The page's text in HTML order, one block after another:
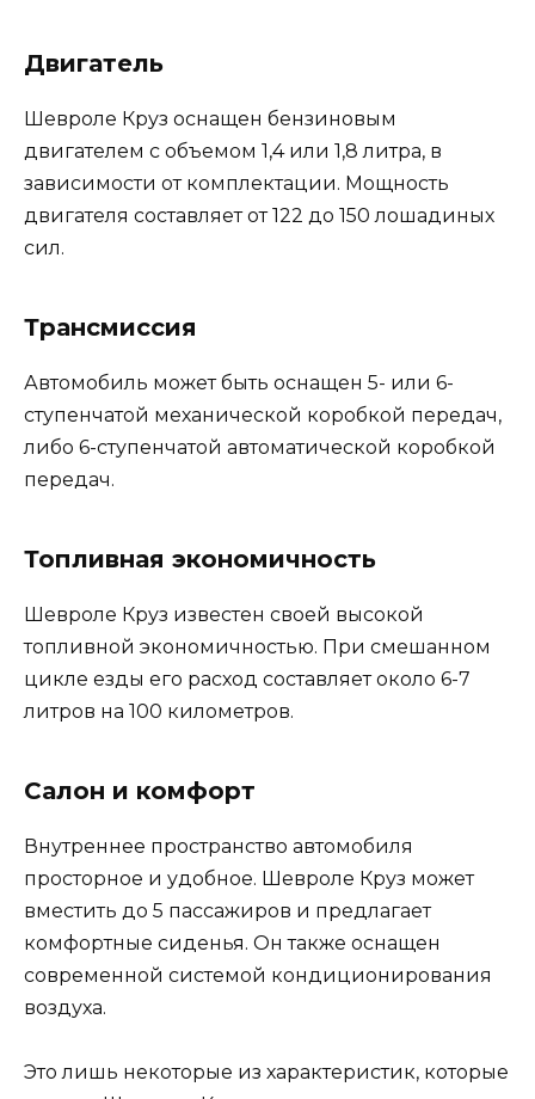
Двигатель
Шевроле Круз оснащен бензиновым
двигателем с объемом 1,4 или 1,8 литра, в
зависимости от комплектации. Мощность
двигателя составляет от 122 до 150 лошадиных
сил.
Трансмиссия
Автомобиль может быть оснащен 5- или 6-
ступенчатой механической коробкой передач,
либо 6-ступенчатой автоматической коробкой
передач.
Топливная экономичность
Шевроле Круз известен своей высокой
топливной экономичностью. При смешанном
цикле езды его расход составляет около 6-7
литров на 100 километров.
Салон и комфорт
Внутреннее пространство автомобиля
просторное и удобное. Шевроле Круз может
вместить до 5 пассажиров и предлагает
комфортные сиденья. Он также оснащен
современной системой кондиционирования
воздуха.
Это лишь некоторые из характеристик, которые